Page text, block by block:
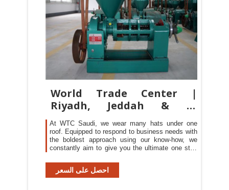
World Trade Center |
Riyadh, Jeddah & Al
Khobar, Saudi Arabia
At WTC Saudi, we wear many hats under one
roof. Equipped to respond to business needs with
the boldest approach using our know-how, we
constantly aim to give you the ultimate one stop
game in the region and beyond, and we continue
to do so for the highest satisfaction of our clients.
احصل على السعر